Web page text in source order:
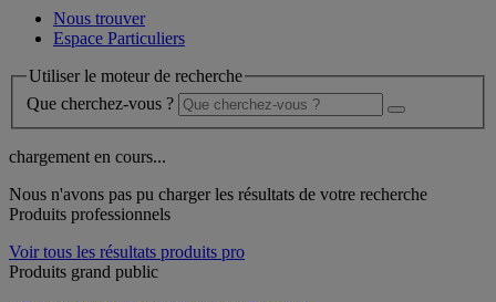
Nous trouver
Espace Particuliers
Utiliser le moteur de recherche
Que cherchez-vous ?
chargement en cours...
Nous n'avons pas pu charger les résultats de votre recherche
Produits professionnels
Voir tous les résultats produits pro
Produits grand public